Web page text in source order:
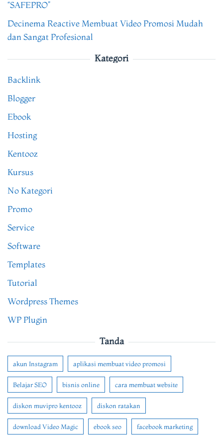
“SAFEPRO”
Decinema Reactive Membuat Video Promosi Mudah
dan Sangat Profesional
Kategori
Backlink
Blogger
Ebook
Hosting
Kentooz
Kursus
No Kategori
Promo
Service
Software
Templates
Tutorial
Wordpress Themes
WP Plugin
Tanda
akun Instagram aplikasi membuat video promosi
Belajar SEO bisnis online cara membuat website
diskon muvipro kentooz diskon ratakan
download Video Magic ebook seo facebook marketing